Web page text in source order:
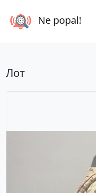
Ne popal!
Лот